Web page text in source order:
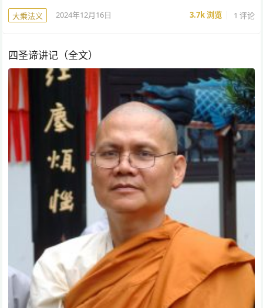
大乘法义 2024年12月16日 3.7k浏览 1 评论
四圣谛讲记（全文）